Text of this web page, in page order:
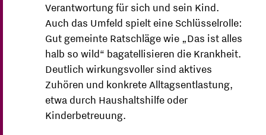
Verantwortung für sich und sein Kind.
Auch das Umfeld spielt eine Schlüsselrolle:
Gut gemeinte Ratschläge wie „Das ist alles
halb so wild“ bagatellisieren die Krankheit.
Deutlich wirkungsvoller sind aktives
Zuhören und konkrete Alltagsentlastung,
etwa durch Haushaltshilfe oder
Kinderbetreuung.